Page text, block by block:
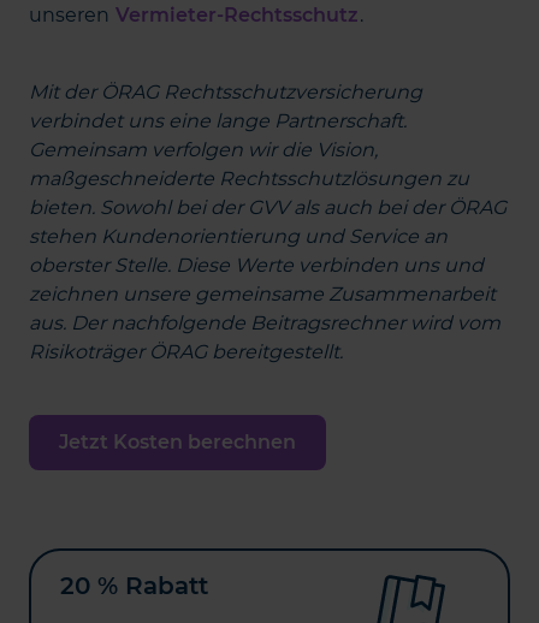
unseren Vermieter-Rechtsschutz.
Mit der ÖRAG Rechtsschutzversicherung
verbindet uns eine lange Partnerschaft.
Gemeinsam verfolgen wir die Vision,
maßgeschneiderte Rechtsschutzlösungen zu
bieten. Sowohl bei der GVV als auch bei der ÖRAG
stehen Kundenorientierung und Service an
oberster Stelle. Diese Werte verbinden uns und
zeichnen unsere gemeinsame Zusammenarbeit
aus. Der nachfolgende Beitragsrechner wird vom
Risikoträger ÖRAG bereitgestellt.
Jetzt Kosten berechnen
20 % Rabatt